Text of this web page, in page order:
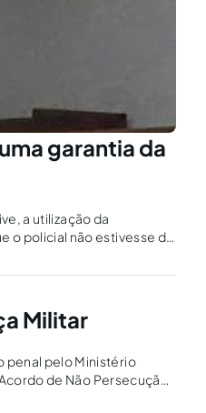
garantia da
a utilização da
o policial não estivesse de
Militar
penal pelo Ministério
de Não Persecução